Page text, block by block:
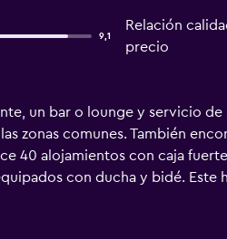
9,1
Relación
precio
un bar o lounge y servicio
zonas comunes. También
40 alojamientos con caja
con ducha y bidé.
escritorio y teléfono. Se
indican más abajo en las